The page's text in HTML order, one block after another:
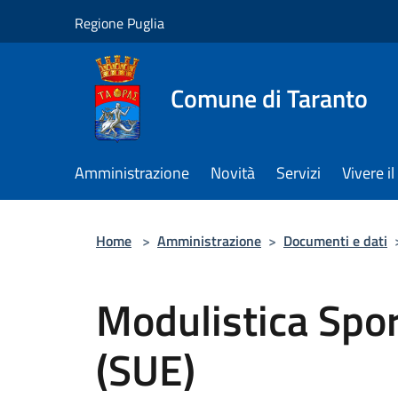
Regione Puglia
Comune di Taranto
Amministrazione Novità Servizi Vivere
Home > Amministrazione > Documenti e dati
Modulistica
(SUE)